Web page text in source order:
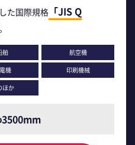
た国際規格 「JIS Q
舶
航空機
機
印刷機械
ほか